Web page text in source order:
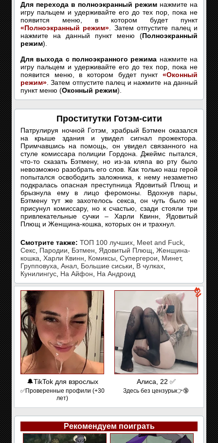
Для перехода в полноэкранный режим нажмите на
игру пальцем и удерживайте его до тех пор, пока не
появится меню, в котором будет пункт
«Полноэкранный режим» . Затем отпустите палец и
нажмите на данный пункт меню (Полноэкранный
режим).
Для выхода с полноэкранного режима нажмите на
игру пальцем и удерживайте его до тех пор, пока не
появится меню, в котором будет пункт «Оконный
режим» . Затем отпустите палец и нажмите на данный
пункт меню (Оконный режим).
Проститутки Готэм-сити
Патрулируя ночной Готэм, храбрый Бэтмен оказался
на крыше здания и увидел сигнал прожектора.
Примчавшись на помощь, он увидел связанного на
стуле комиссара полиции Гордона. Джеймс пытался,
что-то сказать Бэтмену, но из-за кляпа во рту было
невозможно разобрать его слов. Как только наш герой
попытался освободить заложника, к нему незаметно
подкралась опасная преступница Ядовитый Плющ и
брызнула ему в лицо феромоны. Вдохнув пары,
Бэтмену тут же захотелось секса, он чуть было не
присунул комиссару, но к счастью, сзади стояли три
привлекательные сучки – Харли Квинн, Ядовитый
Плющ и Женщина-кошка, которых он и трахнул.
Смотрите также: ТОП 100 лучших Meet and Fuck
Секс Пародии Бэтмен Ядовитый Плющ Женщина-
кошка Харли Квинн Комиксы Супергерои Минет,
Групповуха Анал Большие сиськи В чулках
Кунилингус На Айфон На Андроид
🔔TikTok для взрослых
✅Проверенные профили (+30
лет)
Алиса, 22 ✅
Здесь без цензуры👉🔞
Рекомендуем поиграть